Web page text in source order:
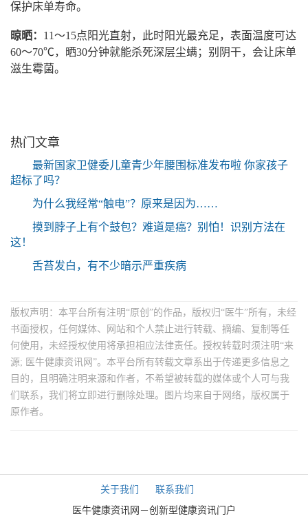
保护床单寿命。
晾晒： 11～15点阳光直射，此时阳光最充足，表面温度可达
60～70℃，晒30分钟就能杀死深层尘螨；别阴干，会让床单
滋生霉菌。
热门文章
最新国家卫健委儿童青少年腰围标准发布啦 你家孩子
超标了吗？
为什么我经常“触电”？原来是因为……
摸到脖子上有个鼓包？难道是癌？别怕！识别方法在
这！
舌苔发白，有不少暗示严重疾病
版权声明：本平台所有注明“原创”的作品，版权归“医牛”所有，未经
书面授权，任何媒体、网站和个人禁止进行转载、摘编、复制等任
何使用，未经授权使用将承担相应法律责任。授权转载时须注明“来
源; 医牛健康资讯网”。本平台所有转载文章系出于传递更多信息之
目的，且明确注明来源和作者，不希望被转载的媒体或个人可与我
们联系，我们将立即进行删除处理。图片均来自于网络，版权属于
原作者。
关于我们
联系我们
医牛健康资讯网－创新型健康资讯门户